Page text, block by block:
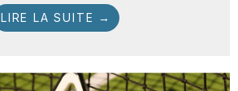
LIRE LA SUITE →